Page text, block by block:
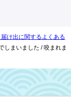
け出に関するよくある
しまいました / 咬まれま